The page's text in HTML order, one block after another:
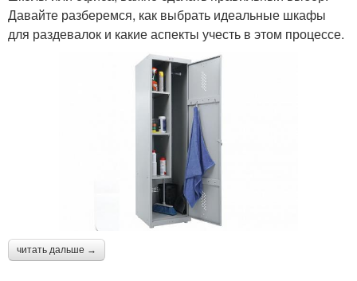
Давайте разберемся, как выбрать идеальные шкафы
для раздевалок и какие аспекты учесть в этом процессе.
читать дальше →